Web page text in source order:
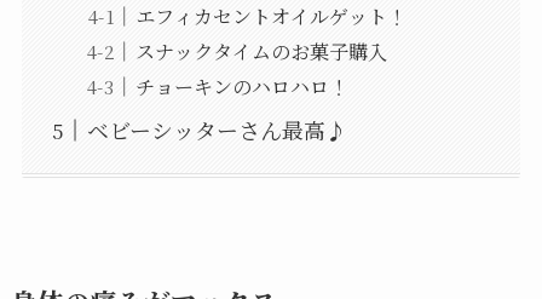
エフィカセントオイルゲット！
スナックタイムのお菓子購入
チョーキンのハロハロ！
ベビーシッターさん最高♪